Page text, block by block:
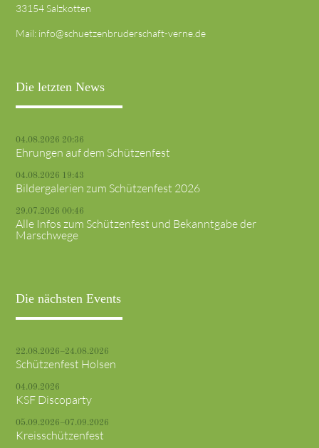
33154 Salzkotten
Mail: info@schuetzenbruderschaft-verne.de
Die letzten News
04.08.2026 20:36
Ehrungen auf dem Schützenfest
04.08.2026 19:43
Bildergalerien zum Schützenfest 2026
29.07.2026 00:46
Alle Infos zum Schützenfest und Bekanntgabe der
Marschwege
Die nächsten Events
22.08.2026–24.08.2026
Schützenfest Holsen
04.09.2026
KSF Discoparty
05.09.2026–07.09.2026
Kreisschützenfest